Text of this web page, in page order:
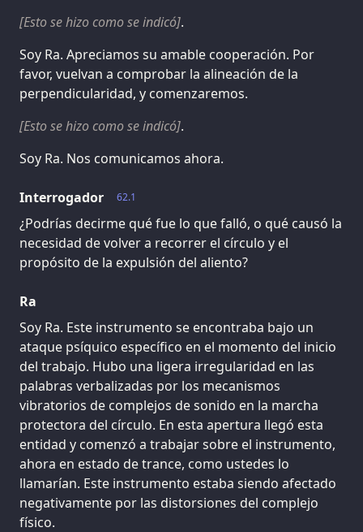
[Esto se hizo como se indicó].
Soy Ra. Apreciamos su amable cooperación. Por
favor, vuelvan a comprobar la alineación de la
perpendicularidad, y comenzaremos.
[Esto se hizo como se indicó].
Soy Ra. Nos comunicamos ahora.
62.1
Interrogador
¿Podrías decirme qué fue lo que falló, o qué causó la
necesidad de volver a recorrer el círculo y el
propósito de la expulsión del aliento?
Ra
Soy Ra. Este instrumento se encontraba bajo un
ataque psíquico específico en el momento del inicio
del trabajo. Hubo una ligera irregularidad en las
palabras verbalizadas por los mecanismos
vibratorios de complejos de sonido en la marcha
protectora del círculo. En esta apertura llegó esta
entidad y comenzó a trabajar sobre el instrumento,
ahora en estado de trance, como ustedes lo
llamarían. Este instrumento estaba siendo afectado
negativamente por las distorsiones del complejo
físico.